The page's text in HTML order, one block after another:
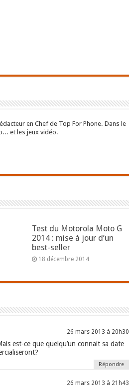
en Chef de Top For Phone. Dans le
et les jeux vidéo.
Test du Motorola Moto G
2014 : mise à jour d’un
best-seller
18 décembre 2014
26 mars 2013 à 20h30
est-ce que quelqu’un connait sa date
Répondre
26 mars 2013 à 21h43